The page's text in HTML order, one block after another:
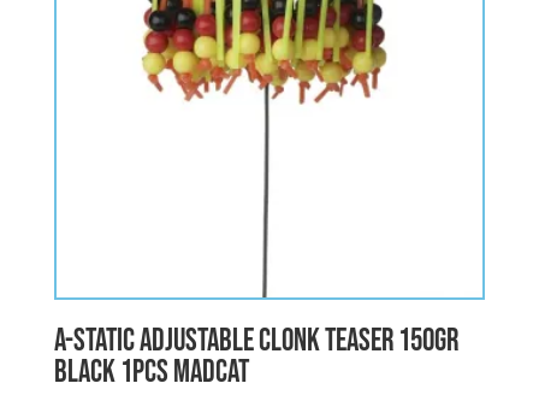
A-STATIC ADJUSTABLE CLONK TEASER 150gr
BLACK 1pcs MADCAT